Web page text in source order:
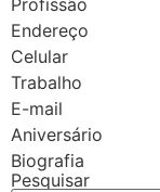
Endereço
Celular
Trabalho
E-mail
Aniversário
Biografia
Pesquisar